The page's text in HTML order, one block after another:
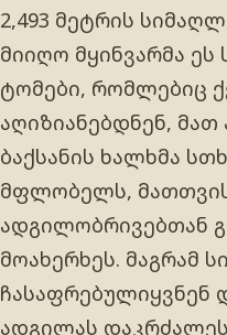
2,493 მეტრის
მიიღო მყინვარმა
ტომები, რომლებიც
აღიზიანებდნენ,
ბაქსანის ხალხმა
მფლობელს, მათთვის
ადგილობრივებთან
მოახერხეს. მაგრამ
ჩასაფრებულიყვნენ
ადგილას